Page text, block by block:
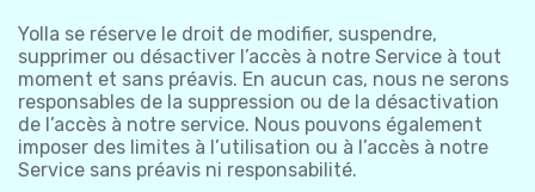
Yolla se réserve le droit de modifier, suspendre,
supprimer ou désactiver l’accès à notre Service à tout
moment et sans préavis. En aucun cas, nous ne serons
responsables de la suppression ou de la désactivation
de l’accès à notre service. Nous pouvons également
imposer des limites à l’utilisation ou à l’accès à notre
Service sans préavis ni responsabilité.